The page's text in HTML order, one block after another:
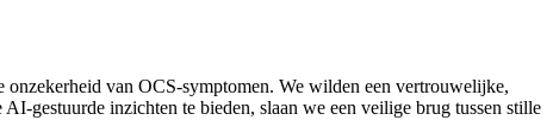
onzekerheid van OCS-symptomen. We wilden een vertrouwelijke,
gestuurde inzichten te bieden, slaan we een veilige brug tussen stille